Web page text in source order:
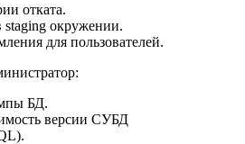
отката.
staging окружении.
для пользователей.
БД.
версии СУБД